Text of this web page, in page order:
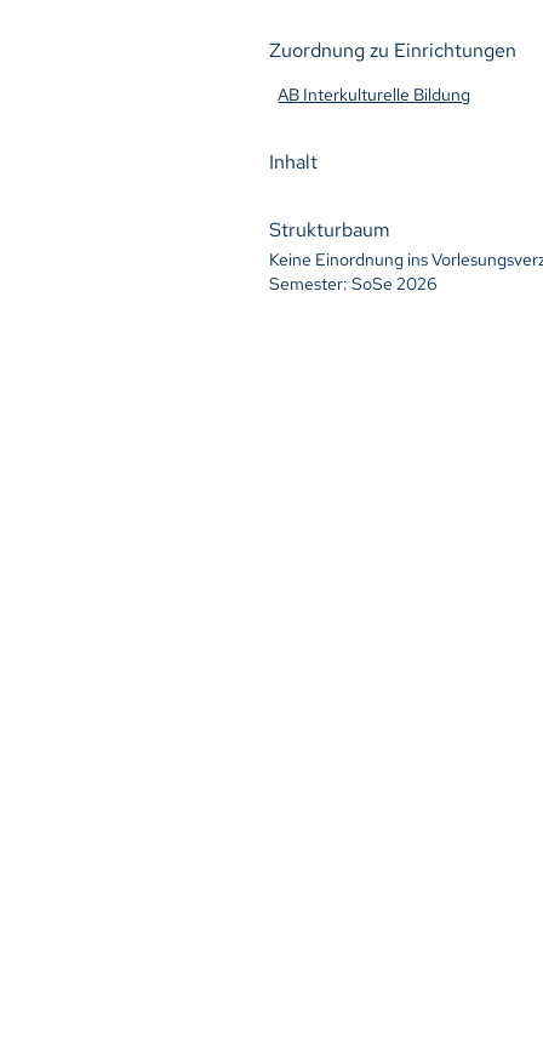
Zuordnung zu Einrichtungen
AB Interkulturelle Bildung
Inhalt
Strukturbaum
Keine Einordnung ins
Semester: SoSe 2026